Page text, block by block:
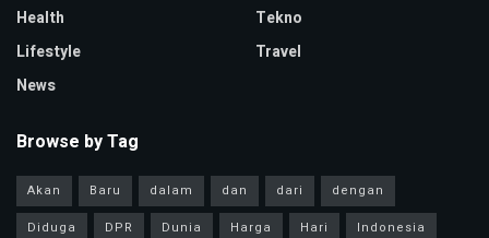
Health
Lifestyle
News
Tekno
Travel
Browse by Tag
Akan Baru dalam dan dari
dengan
Diduga
DPR Dunia Harga Hari
Indonesia